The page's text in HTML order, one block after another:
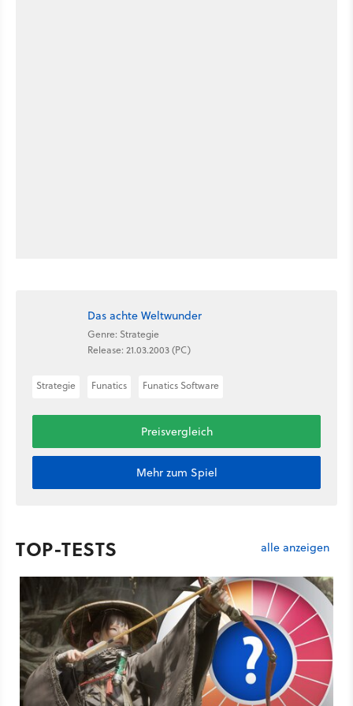
Das achte Weltwunder
Genre: Strategie
Release: 21.03.2003 (PC)
Strategie Funatics Funatics Software
Preisvergleich
Mehr zum Spiel
TOP-TESTS alle anzeigen